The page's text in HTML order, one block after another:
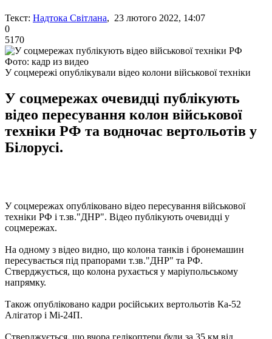
Текст: Надтока Світлана, 23 лютого 2022, 14:07
0
5170
Фото: кадр из видео
У соцмережі опублікували відео колони військової техніки
У соцмережах очевидці публікують
відео пересування колон військової
техніки РФ та водночас вертольотів у
Білорусі.
У соцмережах опубліковано відео пересування військової
техніки РФ і т.зв."ДНР". Відео публікують очевидці у
соцмережах.
На одному з відео видно, що колона танків і бронемашин
пересувається під прапорами т.зв."ДНР" та РФ.
Стверджується, що колона рухається у маріупольському
напрямку.
Також опубліковано кадри російських вертольотів Ка-52
Алігатор і Мі-24П.
Стверджується, що вчора гелікоптери були за 35 км від